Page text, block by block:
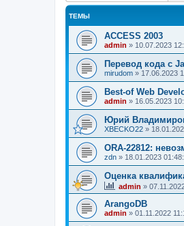
ТЕМЫ
ACCESS 2003
admin » 10.07.2023
Перевод кода с
mirudom » 17.06.2023
Best-of Web
admin » 16.05.2023
Юрий
XBECKO22 »
ORA-22812:
zdn » 18.01.2023
Оценка
admin »
ArangoDB
admin » 01.11.2022